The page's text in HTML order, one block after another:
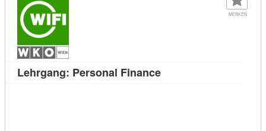
MERKEN
Lehrgang: Personal FinanceKursdetail: Lehrgang: